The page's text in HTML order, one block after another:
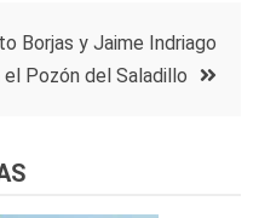
Borjas y Jaime Indriago
el Pozón del Saladillo